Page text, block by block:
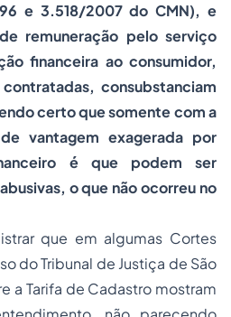
e 3.518/2007 do CMN), e
remuneração pelo serviço
financeira ao consumidor,
consubstanciam
certo que somente com a
vantagem exagerada por
é que podem ser
o que não ocorreu no
que em algumas Cortes
do Tribunal de Justiça de São
a Tarifa de Cadastro mostram